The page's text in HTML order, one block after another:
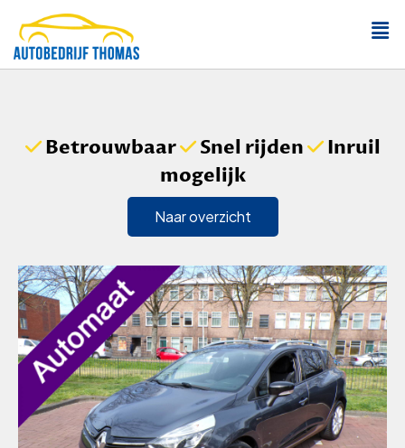
Betrouwbaar Snel rijden
Inruil
mogelijk
Naar overzicht